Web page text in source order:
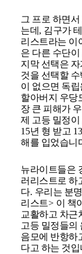
그 프로 하면
는데 , 김구가
리스트라는 이
은 다른 수단
지막 선택은
것을 선택할
이 없으면 독
할아버지 우당
장 큰 피해가
제 고등 밀정
15년 형 받고 13
해를 입었습니
뉴라이트들은
러리스트로 하
다. 우리는 분
리스트> 이 책
교활하고 차근
고등 밀정들의
음모에 반항하
다고 하는 것